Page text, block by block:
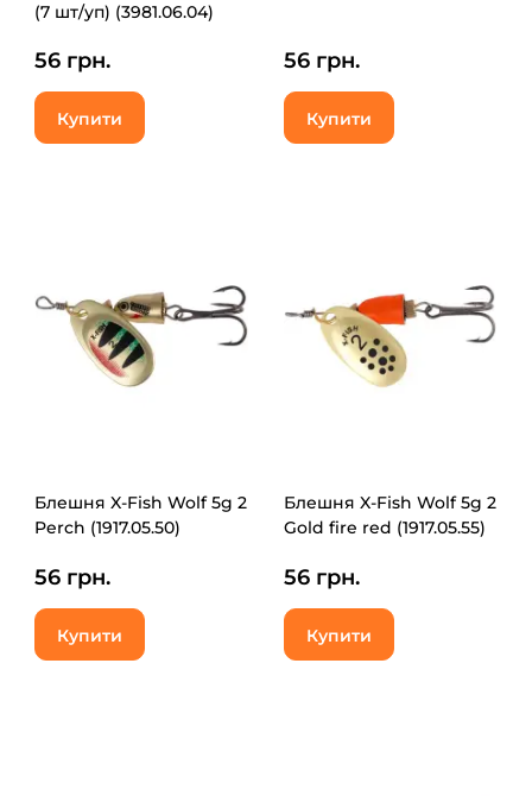
(7 шт/уп) (3981.06.04)
56 грн.
Купити
56 грн.
Купити
Блешня X-Fish Wolf 5g 2
Perch (1917.05.50)
56 грн.
Купити
Блешня X-Fish Wolf 5g 2
Gold fire red (1917.05.55)
56 грн.
Купити